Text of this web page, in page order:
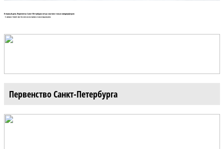
В первый день Первенства Санкт-Петербурга ветра хватило только виндсерферам
В акватории Невской губы Финского залива стартовала главная городская регата.
Первенство Санкт-Петербурга